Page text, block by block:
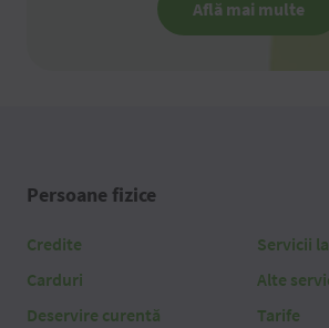
Află mai multe
Persoane fizice
Credite
Carduri
Deservire curentă
Servicii
Alte
Tarife